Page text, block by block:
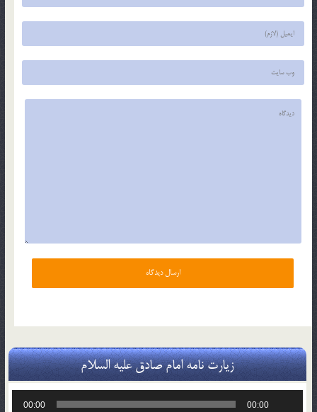
زیارت نامه امام صادق علیه السلام
00:00
00:00